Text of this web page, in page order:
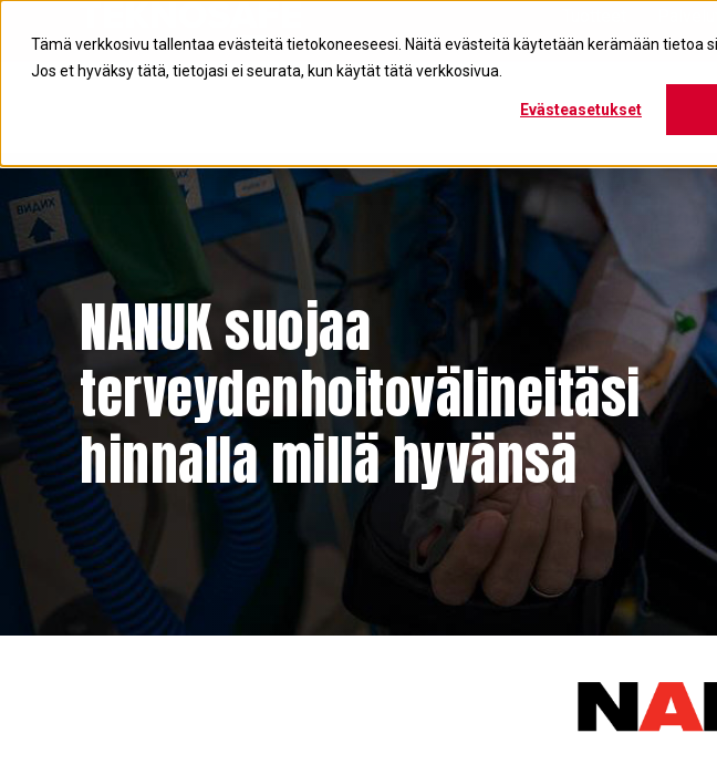
Tämä verkkosivu tallentaa evästeitä tietokoneeseesi. Näitä evästeitä käytetään kerämään tietoa
Jos et hyväksy tätä, tietojasi ei seurata, kun käytät tätä verkkosivua.
Evästeasetukset
NANUK suojaa
terveydenhoitovälineitäsi
hinnalla millä hyvänsä